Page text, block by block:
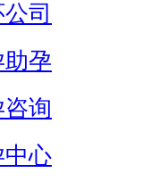
司
孕
询
中心